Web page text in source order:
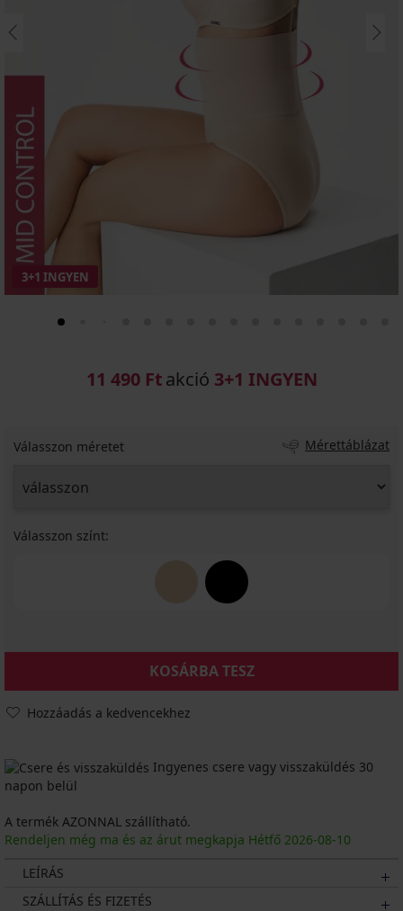
3+1 INGYEN
11 490 Ftakció 3+1 INGYEN
Válasszon méretet Mérettáblázat
Válasszon színt:
KOSÁRBA TESZ
Hozzáadás a kedvencekhez
Ingyenes csere vagy visszaküldés 30
napon belül
A termék AZONNAL szállítható.
Rendeljen még ma és az árut megkapja Hétfő 2026-08-10
LEÍRÁS
SZÁLLÍTÁS ÉS FIZETÉS